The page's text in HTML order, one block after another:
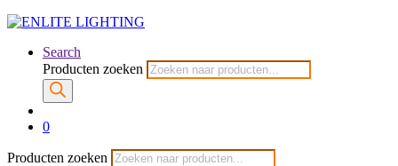
Search
Producten zoeken
0
Producten zoeken